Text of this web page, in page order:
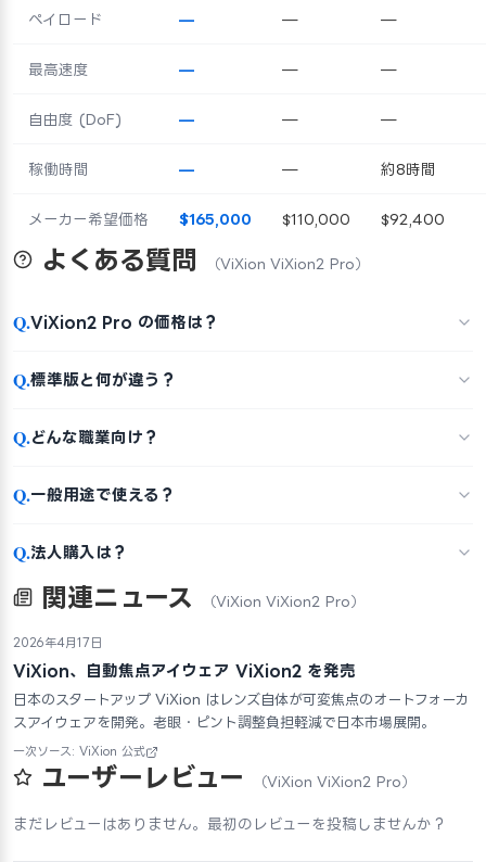
ペイロード — — —
最高速度 — — —
自由度 (DoF) — — —
稼働時間 — — 約8時間
メーカー希望価格 $165,000 $110,000 $92,400
よくある質問 （ViXion ViXion2 Pro）
Q.ViXion2 Pro の価格は？
Q.標準版と何が違う？
Q.どんな職業向け？
Q.一般用途で使える？
Q.法人購入は？
関連ニュース （ViXion ViXion2 Pro）
2026年4月17日
ViXion、自動焦点アイウェア ViXion2 を発売
日本のスタートアップ ViXion はレンズ自体が可変焦点のオートフォーカ
スアイウェアを開発。老眼・ピント調整負担軽減で日本市場展開。
一次ソース: ViXion 公式
ユーザーレビュー （ViXion ViXion2 Pro）
まだレビューはありません。最初のレビューを投稿しませんか？